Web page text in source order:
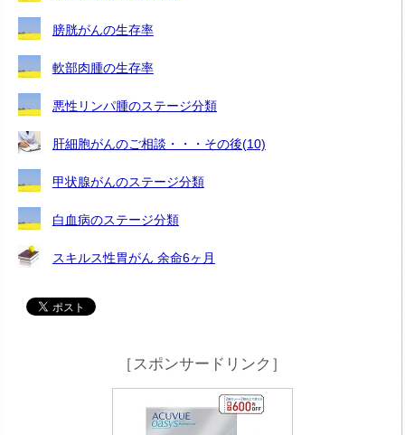
膀胱がんの生存率
軟部肉腫の生存率
悪性リンパ腫のステージ分類
肝細胞がんのご相談・・・その後(10)
甲状腺がんのステージ分類
白血病のステージ分類
スキルス性胃がん 余命6ヶ月
［スポンサードリンク］